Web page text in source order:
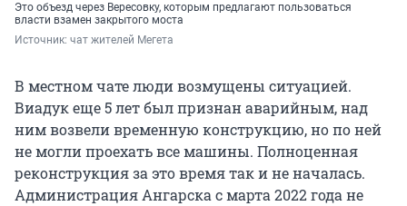
Это объезд через Вересовку, которым предлагают пользоваться
власти взамен закрытого моста
Источник: чат жителей Мегета
В местном чате люди возмущены ситуацией.
Виадук еще 5 лет был признан аварийным, над
ним возвели временную конструкцию, но по ней
не могли проехать все машины. Полноценная
реконструкция за это время так и не началась.
Администрация Ангарска с марта 2022 года не